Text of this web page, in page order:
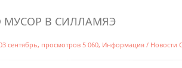
МУСОР В СИЛЛАМЯЭ
сентябрь, просмотров 5 060, Информация / Новости